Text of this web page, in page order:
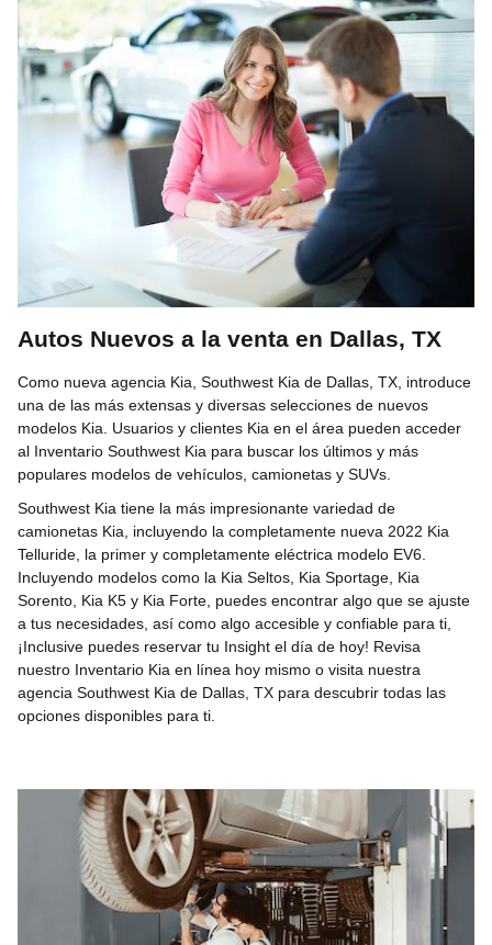
Autos Nuevos a la venta en Dallas, TX
Como nueva agencia Kia, Southwest Kia de Dallas, TX, introduce
una de las más extensas y diversas selecciones de nuevos
modelos Kia. Usuarios y clientes Kia en el área pueden acceder
al Inventario Southwest Kia para buscar los últimos y más
populares modelos de vehículos, camionetas y SUVs.
Southwest Kia tiene la más impresionante variedad de
camionetas Kia, incluyendo la completamente nueva 2022 Kia
Telluride, la primer y completamente eléctrica modelo EV6.
Incluyendo modelos como la Kia Seltos, Kia Sportage, Kia
Sorento, Kia K5 y Kia Forte, puedes encontrar algo que se ajuste
a tus necesidades, así como algo accesible y confiable para ti,
¡Inclusive puedes reservar tu Insight el día de hoy! Revisa
nuestro Inventario Kia en línea hoy mismo o visita nuestra
agencia Southwest Kia de Dallas, TX para descubrir todas las
opciones disponibles para ti.